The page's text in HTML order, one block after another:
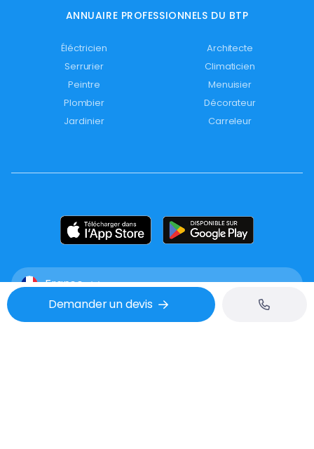
Demander un devis
ANNUAIRE PROFESSIONNELS DU BTP
Éléctricien
Architecte
Serrurier
Climaticien
Peintre
Menuisier
Plombier
Décorateur
Jardinier
Carreleur
France